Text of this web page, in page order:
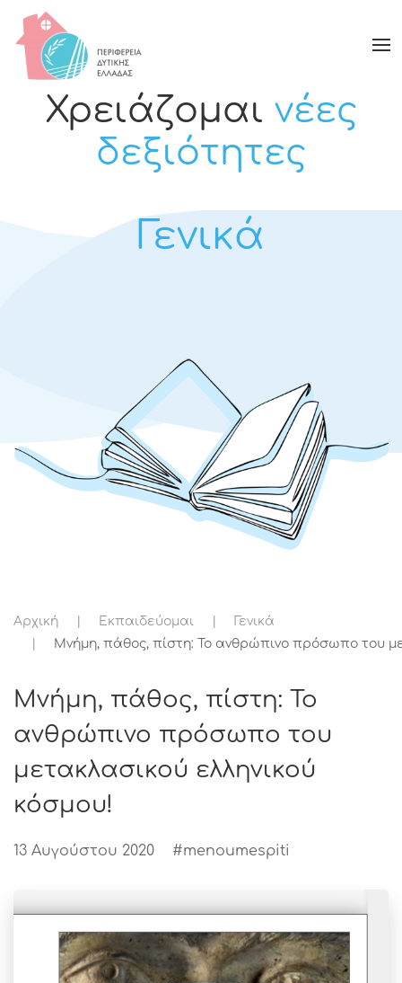
Χρειάζομαι νέες
δεξιότητες
Γενικά
Αρχική Εκπαιδεύομαι
Γενικά
Μνήμη, πάθος, πίστη: Το ανθρώπινο πρόσωπο του
Μνήμη, πάθος, πίστη: Το
ανθρώπινο πρόσωπο του
μετακλασικού ελληνικού
κόσμου!
13 Αυγούστου 2020 #menoumespiti